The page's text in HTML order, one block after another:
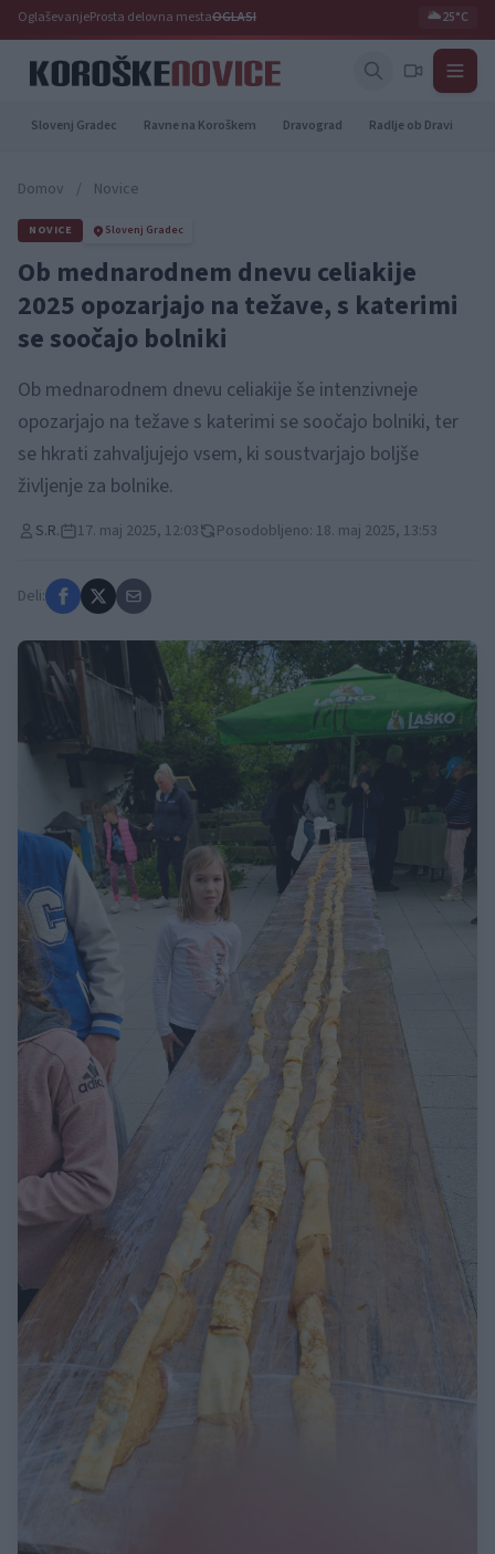
OglaševanjeProsta delovna mestaOGLASI 🌥️25°C
Slovenj Gradec Ravne na Koroškem Dravograd Radlje ob Dravi
Domov / Novice
NOVICE Slovenj Gradec
Ob mednarodnem dnevu celiakije
2025 opozarjajo na težave, s katerimi
se soočajo bolniki
Ob mednarodnem dnevu celiakije še intenzivneje
opozarjajo na težave s katerimi se soočajo bolniki, ter
se hkrati zahvaljujejo vsem, ki soustvarjajo boljše
življenje za bolnike.
S.R. 17. maj 2025, 12:03 Posodobljeno: 18. maj 2025, 13:53
Deli: